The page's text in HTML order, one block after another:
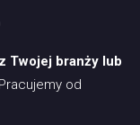
Twojej branży lub
od